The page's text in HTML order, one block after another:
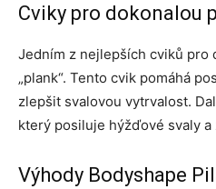
Cviky pro dokonalou
Jedním z nejlepších cviků pro
„plank“. Tento cvik pomáhá
zlepšit svalovou vytrvalost.
který posiluje hýžďové svaly
Výhody Bodyshape